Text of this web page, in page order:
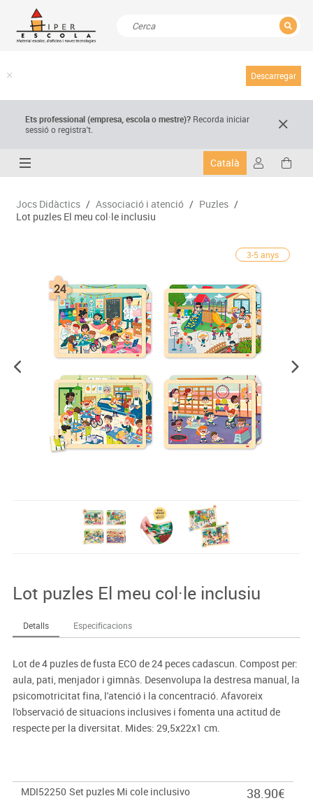
Descarregar
Ets professional (empresa,escola o mestre)? Recorda iniciar
sessió o registra't.
Català
Jocs Didàctics / Associació i atenció / Puzles /
Lot puzles El meu col·le inclusiu
3-5 anys
Lot puzles El meu col·le inclusiu
Detalls Especificacions
Lot de 4 puzles de fusta ECO de 24 peces cadascun. Compost per:
aula, pati, menjador i gimnàs. Desenvolupa la destresa manual, la
psicomotricitat fina, l'atenció i la concentració. Afavoreix
l'observació de situacions inclusives i fomenta una actitud de
respecte per la diversitat. Mides: 29,5x22x1 cm.
MDI52250 Set puzles Mi cole inclusivo
38.90€